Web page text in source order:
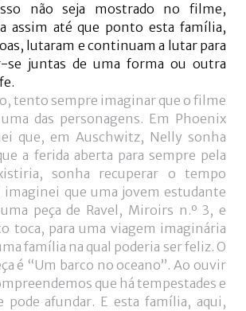
não seja mostrado no filme,
assim até que ponto esta família,
lutaram e continuam a lutar para
se juntas de uma forma ou outra
tento sempre imaginar que o filme
das personagens. Em Phoenix
que, em Auschwitz, Nelly sonha
a ferida aberta para sempre pela
sonha recuperar o tempo
imaginei que uma jovem estudante
peça de Ravel, Miroirs n.º 3, e
toca, para uma viagem imaginária
família na qual poderia ser feliz. O
é “Um barco no oceano”. Ao ouvir
que há tempestades e
pode afundar. E esta família, aqui,